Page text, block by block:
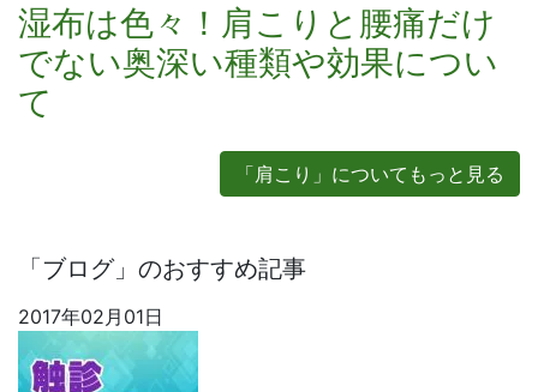
湿布は色々！肩こりと腰痛だけ
でない奥深い種類や効果につい
て
「肩こり」についてもっと見る
「ブログ」のおすすめ記事
2017年02月01日